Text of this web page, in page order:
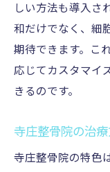
リラッ
最新技術と
サポート
最新治療
最新機器
治療効
しい方法も導入さ
和だけでなく、細
期待できます。こ
応じてカスタマイ
きるのです。
寺庄整骨院の治
寺庄整骨院の特色